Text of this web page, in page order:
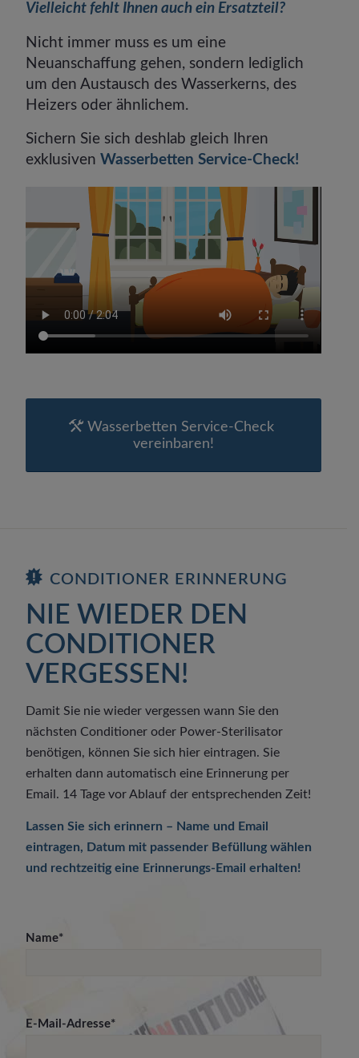
Vielleicht fehlt Ihnen auch ein Ersatzteil?
Nicht immer muss es um eine
Neuanschaffung gehen, sondern lediglich
um den Austausch des Wasserkerns, des
Heizers oder ähnlichem.
Sichern Sie sich deshlab gleich Ihren
exklusivenWasserbetten Service-Check!
Wasserbetten Service-Check
vereinbaren!
CONDITIONER ERINNERUNG
NIE WIEDER DEN
CONDITIONER
VERGESSEN!
Damit Sie nie wieder vergessen wann Sie den
nächsten Conditioner oder Power-Sterilisator
benötigen, können Sie sich hier eintragen. Sie
erhalten dann automatisch eine Erinnerung per
Email. 14 Tage vor Ablauf der entsprechenden Zeit!
Lassen Sie sich erinnern – Name und Email
eintragen, Datum mit passender Befüllung wählen
und rechtzeitig eine Erinnerungs-Email erhalten!
Name*
E-Mail-Adresse*